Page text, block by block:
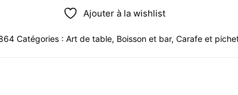
Ajouter à la wishlist
Catégories : Art de table, Boisson et bar, Carafe et